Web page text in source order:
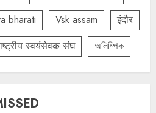
bharati Vsk assam
इंदौर
स्वयंसेवक संघ অলিম্পিক